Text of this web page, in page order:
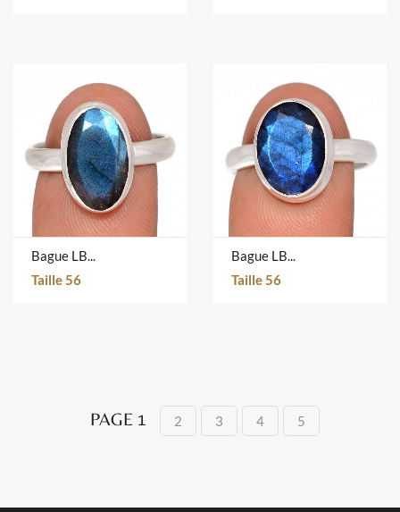
Bague LBF-1196
Taille 56
Bague LBF-1190
Taille 56
PAGE 1 2 3 4 5